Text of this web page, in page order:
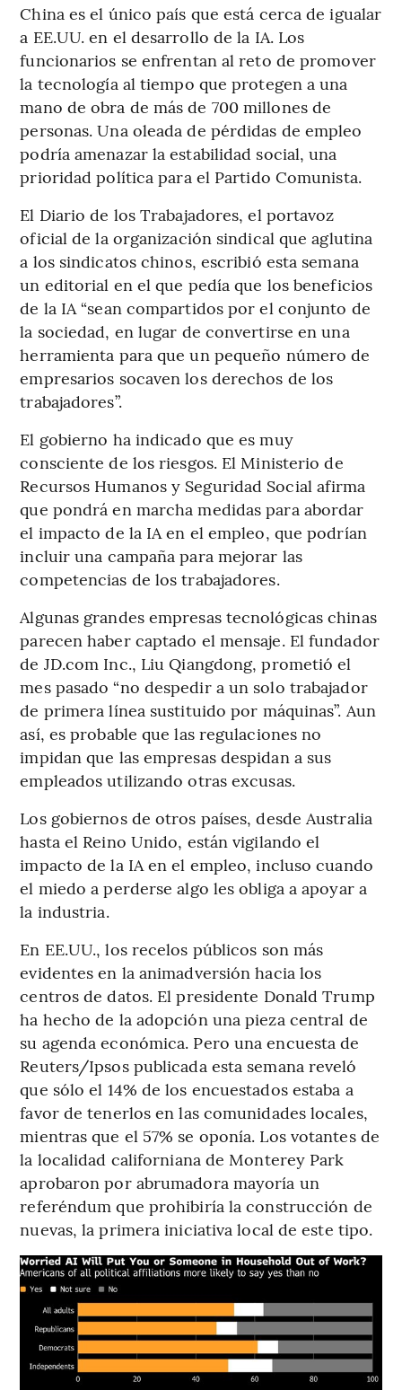
China es el único país que está cerca de igualar
a EE.UU. en el desarrollo de la IA. Los
funcionarios se enfrentan al reto de promover
la tecnología al tiempo que protegen a una
mano de obra de más de 700 millones de
personas. Una oleada de pérdidas de empleo
podría amenazar la estabilidad social, una
prioridad política para el Partido Comunista.
El Diario de los Trabajadores, el portavoz
oficial de la organización sindical que aglutina
a los sindicatos chinos, escribió esta semana
un editorial en el que pedía que los beneficios
de la IA “sean compartidos por el conjunto de
la sociedad, en lugar de convertirse en una
herramienta para que un pequeño número de
empresarios socaven los derechos de los
trabajadores”.
El gobierno ha indicado que es muy
consciente de los riesgos. El Ministerio de
Recursos Humanos y Seguridad Social afirma
que pondrá en marcha medidas para abordar
el impacto de la IA en el empleo, que podrían
incluir una campaña para mejorar las
competencias de los trabajadores.
Algunas grandes empresas tecnológicas chinas
parecen haber captado el mensaje. El fundador
de JD.com Inc., Liu Qiangdong, prometió el
mes pasado “no despedir a un solo trabajador
de primera línea sustituido por máquinas”. Aun
así, es probable que las regulaciones no
impidan que las empresas despidan a sus
empleados utilizando otras excusas.
Los gobiernos de otros países, desde Australia
hasta el Reino Unido, están vigilando el
impacto de la IA en el empleo, incluso cuando
el miedo a perderse algo les obliga a apoyar a
la industria.
En EE.UU., los recelos públicos son más
evidentes en la animadversión hacia los
centros de datos. El presidente Donald Trump
ha hecho de la adopción una pieza central de
su agenda económica. Pero una encuesta de
Reuters/Ipsos publicada esta semana reveló
que sólo el 14% de los encuestados estaba a
favor de tenerlos en las comunidades locales,
mientras que el 57% se oponía. Los votantes de
la localidad californiana de Monterey Park
aprobaron por abrumadora mayoría un
referéndum que prohibiría la construcción de
nuevas, la primera iniciativa local de este tipo.